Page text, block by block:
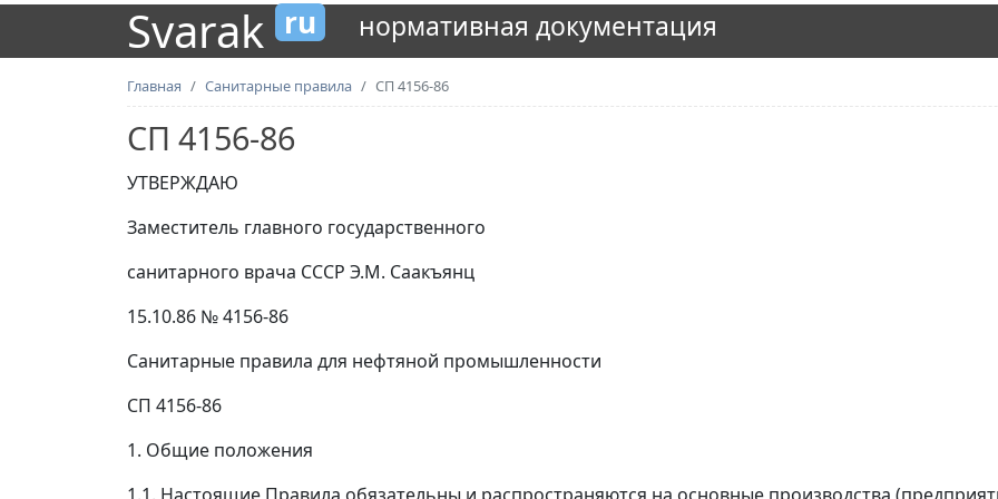
Svarak ru нормативная документация
Главная Санитарные правила СП 4156-86
СП 4156-86
УТВЕРЖДАЮ
Заместитель главного государственного
санитарного врача СССР Э.М. Саакъянц
15.10.86 № 4156-86
Санитарные правила для нефтяной промышленности
СП 4156-86
1. Общие положения